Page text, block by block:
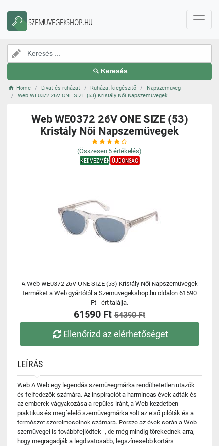
SZEMUVEGEKSHOP.HU
Keresés
Home Divat és ruházat Ruházat kiegészítő
Napszemüveg
Web WE0372 26V ONE SIZE (53) Kristály Női Napszemüvegek
Web WE0372 26V ONE SIZE (53)
Kristály Női Napszemüvegek
(Összesen 5 értékelés)
KEDVEZMÉNYÚJDONSÁG
A Web WE0372 26V ONE SIZE (53) Kristály Női Napszemüvegek
terméket a Web gyártótól a Szemuvegekshop.hu oldalon 61590
Ft - ért találja.
61590 Ft 54390 Ft
Ellenőrizd az elérhetőséget
LEÍRÁS
Web A Web egy legendás szemüvegmárka rendíthetetlen utazók
és felfedezők számára. Az inspirációt a harmincas évek adták és
az emberek vágyakozása a repülés iránt, a Web kezdetben
praktikus és megfelelő szemüvegmárka volt az első pilóták és a
természet szerelmeseinek számára. Persze az évek során a Web
szemüvegei is továbbfejlődtek -, de még mindig törekednek arra,
hogy megragadják a legdivatosabb, legszínesebb kortárs